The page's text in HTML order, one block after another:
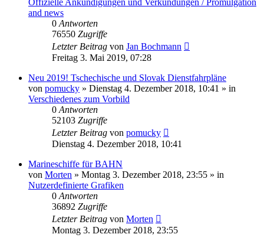
and news
0 Antworten
76550 Zugriffe
Letzter Beitrag von Jan Bochmann
Freitag 3. Mai 2019, 07:28
Neu 2019! Tschechische und Slovak Dienstfahrpläne
von pomucky » Dienstag 4. Dezember 2018, 10:41 » in
Verschiedenes zum Vorbild
0 Antworten
52103 Zugriffe
Letzter Beitrag von pomucky
Dienstag 4. Dezember 2018, 10:41
Marineschiffe für BAHN
von Morten » Montag 3. Dezember 2018, 23:55 » in
Nutzerdefinierte Grafiken
0 Antworten
36892 Zugriffe
Letzter Beitrag von Morten
Montag 3. Dezember 2018, 23:55